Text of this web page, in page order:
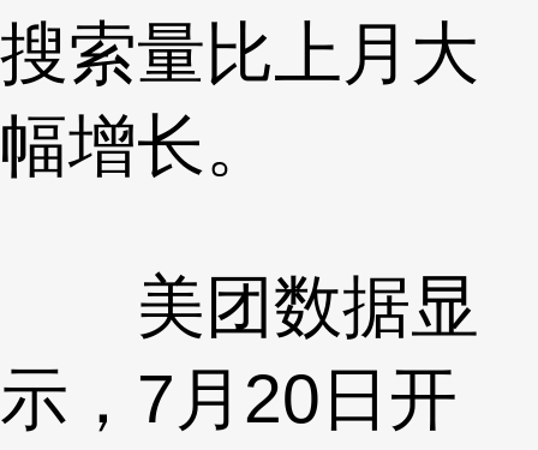
搜索量比上月大
幅增长。
美团数据显
示，7月20日开